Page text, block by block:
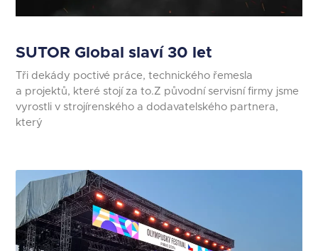
SUTOR Global slaví 30 let
Tři dekády poctivé práce, technického řemesla
a projektů, které stojí za to.Z původní servisní firmy jsme
vyrostli v strojírenského a dodavatelského partnera,
který